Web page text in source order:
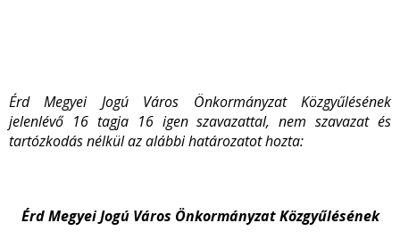
Érd Megyei Jogú Város Önkormányzat Közgyűlésének
jelenlévő 16 tagja 16 igen szavazattal, nem szavazat és
tartózkodás nélkül az alábbi határozatot hozta:
Érd Megyei Jogú Város Önkormányzat Közgyűlésének